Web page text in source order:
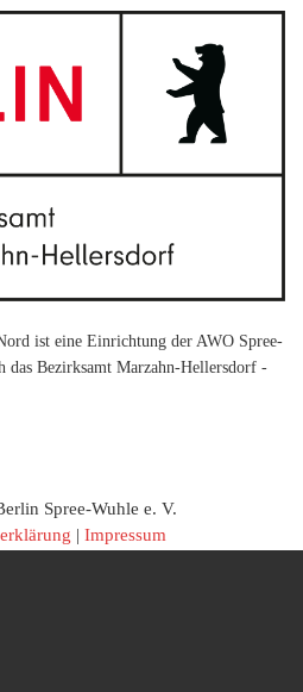
ist eine Einrichtung der AWO Spree-
das Bezirksamt Marzahn-Hellersdorf -
| Impressum